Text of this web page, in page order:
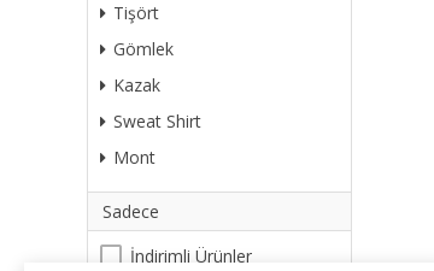
Tişört
Gömlek
Kazak
Sweat Shirt
Mont
Sadece
İndirimli Ürünler